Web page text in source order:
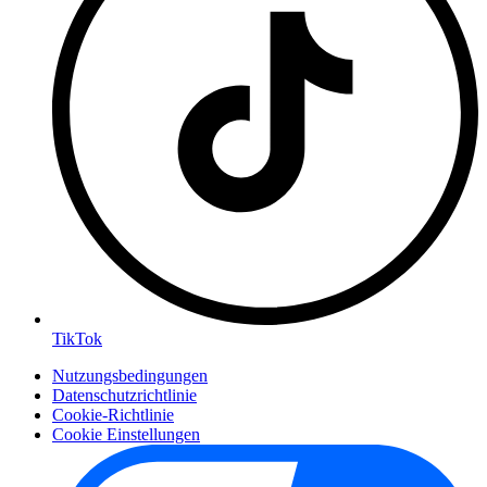
TikTok
Nutzungsbedingungen
Datenschutzrichtlinie
Cookie-Richtlinie
Cookie Einstellungen